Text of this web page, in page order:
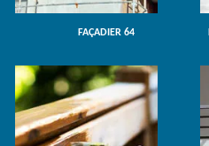
FAÇADIER 64